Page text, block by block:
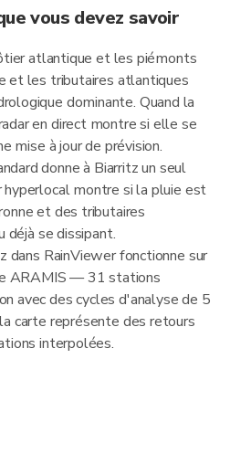
vous devez savoir
atlantique et les piémonts
et les tributaires atlantiques
dominante. Quand la
en direct montre si elle se
mise à jour de prévision.
donne à Biarritz un seul
hyperlocal montre si la pluie est
et des tributaires
déjà se dissipant.
dans RainViewer fonctionne sur
ARAMIS — 31 stations
avec des cycles d'analyse de 5
carte représente des retours
interpolées.